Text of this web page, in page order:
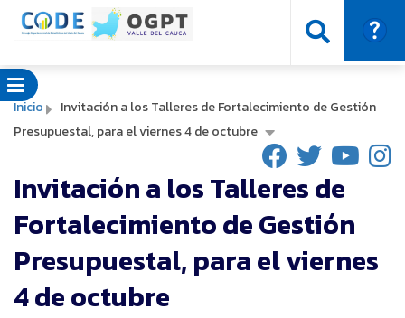
Inicio
Invitación a los Talleres de Fortalecimiento de Gestión
Presupuestal, para el viernes 4 de octubre
Invitación a los Talleres de
Fortalecimiento de Gestión
Presupuestal, para el viernes
4 de octubre